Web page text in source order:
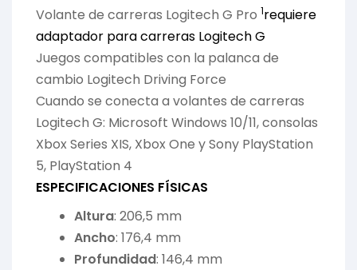
Volante de carreras Logitech G Pro 1requiere
adaptador para carreras Logitech G
Juegos compatibles con la palanca de
cambio Logitech Driving Force
Cuando se conecta a volantes de carreras
Logitech G: Microsoft Windows 10/11, consolas
Xbox Series XIS, Xbox One y Sony PlayStation
5, PlayStation 4
ESPECIFICACIONES FÍSICAS
Altura: 206,5 mm
Ancho: 176,4 mm
Profundidad: 146,4 mm